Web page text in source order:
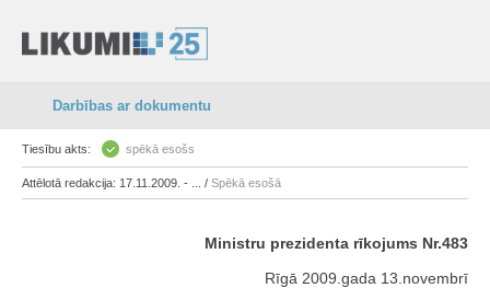
Darbības ar dokumentu
Tiesību akts: spēkā esošs
Attēlotā redakcija: 17.11.2009. - ... / Spēkā esošā
Ministru prezidenta rīkojums Nr.483
Rīgā 2009.gada 13.novembrī